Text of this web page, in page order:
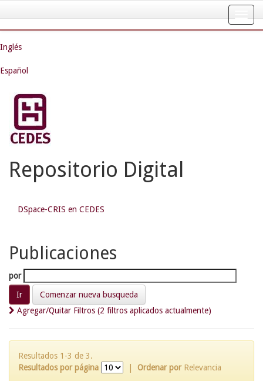
navigation
Inglés
Español
Repositorio Digital
DSpace-CRIS en CEDES
Publicaciones
por
Comenzar nueva busqueda
Agregar/Quitar Filtros (2 filtros aplicados actualmente)
Resultados 1-3 de 3.
Resultados por página
Ordenar por Relevancia